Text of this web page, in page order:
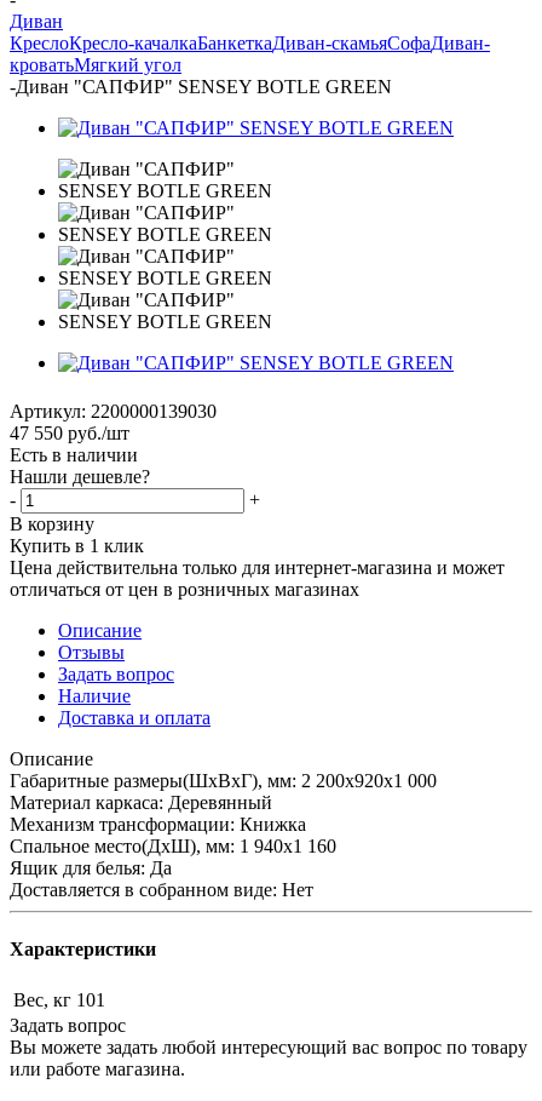
Диван
КреслоКресло-качалкаБанкеткаДиван-скамьяСофаДиван-
кроватьМягкий угол
-Диван "САПФИР" SENSEY BOTLE GREEN
Артикул: 2200000139030
47 550 руб./шт
Есть в наличии
Нашли дешевле?
-
+
В корзину
Купить в 1 клик
Цена действительна только для интернет-магазина и может
отличаться от цен в розничных магазинах
Описание
Отзывы
Задать вопрос
Наличие
Доставка и оплата
Описание
Габаритные размеры(ШхВхГ), мм: 2 200х920х1 000
Материал каркаса: Деревянный
Механизм трансформации: Книжка
Спальное место(ДхШ), мм: 1 940х1 160
Ящик для белья: Да
Доставляется в собранном виде: Нет
Характеристики
Вес, кг 101
Задать вопрос
Вы можете задать любой интересующий вас вопрос по товару
или работе магазина.